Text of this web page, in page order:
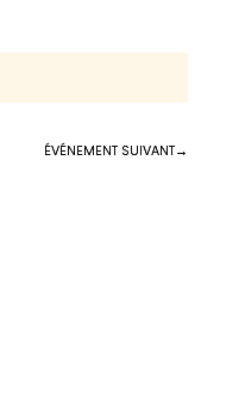
ÉVÉNEMENT SUIVANT